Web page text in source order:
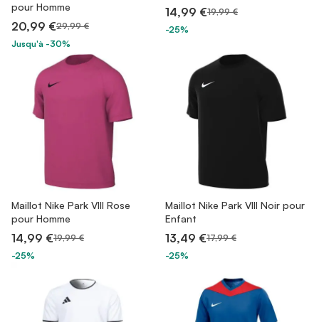
pour Homme
20,99 €29,99 €
Jusqu'à -30%
14,99 €19,99 €
-25%
Maillot Nike Park VIII Rose
pour Homme
14,99 €19,99 €
-25%
Maillot Nike Park VIII Noir pour
Enfant
13,49 €17,99 €
-25%